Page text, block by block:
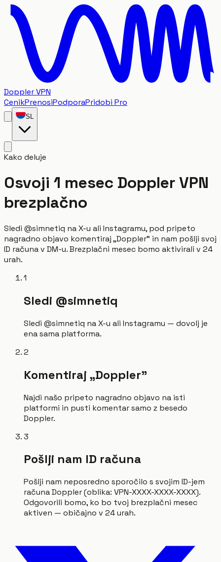
Doppler VPN
CenikPrenosiPodporaPridobi Pro
SL
Kako deluje
Osvoji 1 mesec Doppler VPN
brezplačno
Sledi @simnetiq na X-u ali Instagramu, pod pripeto
nagradno objavo komentiraj „Doppler" in nam pošlji svoj
ID računa v DM-u. Brezplačni mesec bomo aktivirali v 24
urah.
1
Sledi @simnetiq
Sledi @simnetiq na X-u ali Instagramu — dovolj je
ena sama platforma.
2
Komentiraj „Doppler"
Najdi našo pripeto nagradno objavo na isti
platformi in pusti komentar samo z besedo
Doppler.
3
Pošlji nam ID računa
Pošlji nam neposredno sporočilo s svojim ID-jem
računa Doppler (oblika: VPN-XXXX-XXXX-XXXX).
Odgovorili bomo, ko bo tvoj brezplačni mesec
aktiven — običajno v 24 urah.